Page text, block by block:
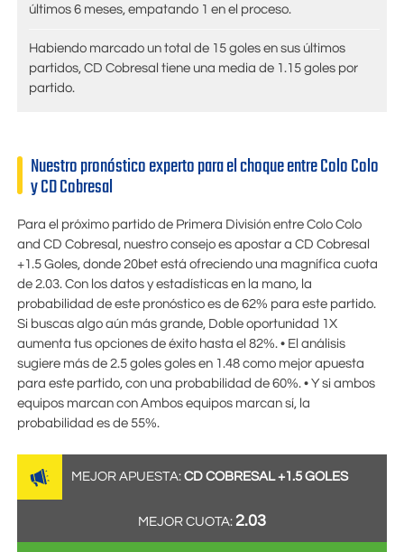
últimos 6 meses, empatando 1 en el proceso.
Habiendo marcado un total de 15 goles en sus últimos
partidos, CD Cobresal tiene una media de 1.15 goles por
partido.
Nuestro pronóstico experto para el choque entre Colo Colo
y CD Cobresal
Para el próximo partido de Primera División entre Colo Colo
and CD Cobresal, nuestro consejo es apostar a CD Cobresal
+1.5 Goles, donde20bet está ofreciendo una magnífica cuota
de2.03. Con los datos y estadísticas en la mano, la
probabilidad de este pronóstico es de 62% para este partido.
Si buscas algo aún más grande, Doble oportunidad 1X
aumenta tus opciones de éxito hasta el 82%. • El análisis
sugiere más de 2.5 goles goles en 1.48 como mejor apuesta
para este partido, con una probabilidad de 60%. • Y si ambos
equipos marcan con Ambos equipos marcan sí, la
probabilidad es de 55%.
MEJOR APUESTA:CD COBRESAL +1.5 GOLES
MEJOR CUOTA: 2.03